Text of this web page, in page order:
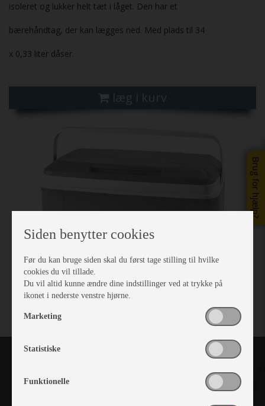
Brug for hjælp?
isoleret og lukker helt tæt i låget. Den har et
bærehåndtag, der kan lægges ned. Med plads til 34
x 0,33 liter dåser.
læg i kurv
Siden benytter cookies
Før du kan bruge siden skal du først tage stilling til hvilke
cookies du vil tillade.
Du vil altid kunne ændre dine indstillinger ved at trykke på
ikonet i nederste venstre hjørne.
Marketing
Statistiske
Funktionelle